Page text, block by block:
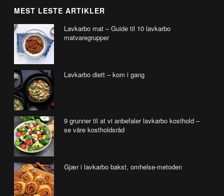
MEST LESTE ARTIKLER
Lavkarbo mat – Guide til 10 lavkarbo
matvaregrupper
Lavkarbo diett – kom i gang
9 grunner til at vi anbefaler lavkarbo kosthold –
se våre kostholdsråd
Gjær i lavkarbo bakst, omhelse-metoden